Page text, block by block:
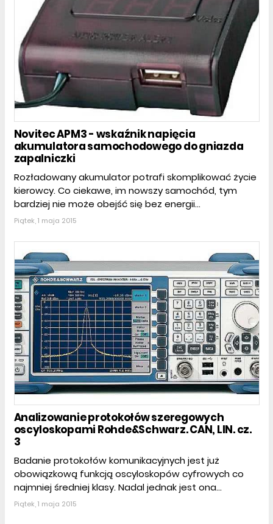
Novitec APM3 - wskaźnik napięcia
akumulatora samochodowego do gniazda
zapalniczki
Rozładowany akumulator potrafi skomplikować życie
kierowcy. Co ciekawe, im nowszy samochód, tym
bardziej nie może obejść się bez energii...
Piątek, 1 maja 2015
Analizowanie protokołów szeregowych
oscyloskopami Rohde&Schwarz. CAN, LIN. cz.
3
Badanie protokołów komunikacyjnych jest już
obowiązkową funkcją oscyloskopów cyfrowych co
najmniej średniej klasy. Nadal jednak jest ona...
Piątek, 1 maja 2015